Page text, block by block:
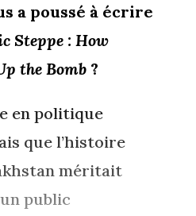
a poussé à écrire
Steppe : How
the Bomb ?
en politique
que l’histoire
méritait
public